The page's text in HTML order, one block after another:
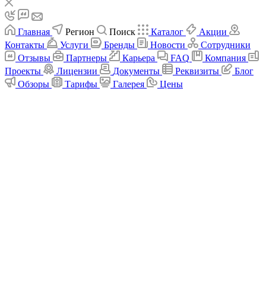
Главная Регион Поиск Каталог
Акции
Контакты
Услуги Бренды Новости
Сотрудники
Отзывы
Партнеры Карьера FAQ
Компания
Проекты
Лицензии Документы Реквизиты
Блог
Обзоры
Тарифы Галерея Цены